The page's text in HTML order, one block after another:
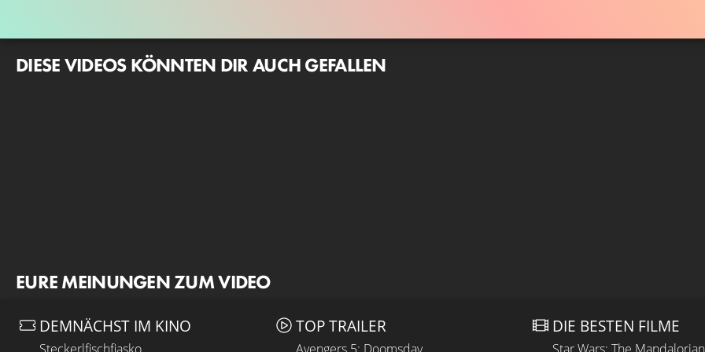
DIESE VIDEOS KÖNNTEN DIR AUCH GEFALLEN
EURE MEINUNGEN ZUM VIDEO
DEMNÄCHST IM KINO TOP TRAILER DIE BESTEN FILME